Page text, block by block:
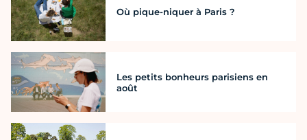
Où pique-niquer à Paris ?
Les petits bonheurs parisiens en
août